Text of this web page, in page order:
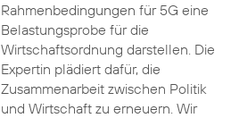
Rahmenbedingungen für 5G eine
Belastungsprobe für die
Wirtschaftsordnung darstellen. Die
Expertin plädiert dafür, die
Zusammenarbeit zwischen Politik
und Wirtschaft zu erneuern. Wir